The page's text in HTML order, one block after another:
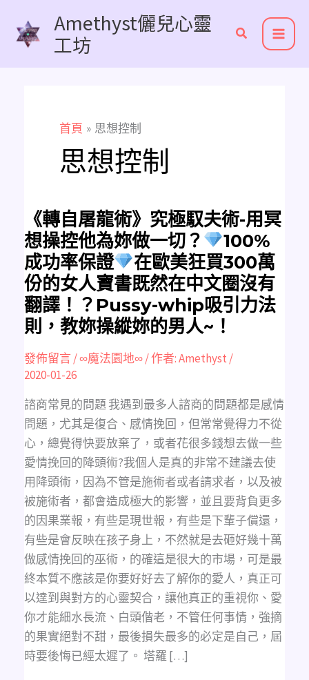
Amethyst儷兒心靈
工坊
首頁 思想控制
思想控制
《轉自屠龍術》究極馭夫術-用冥
想操控他為妳做一切？
100%
成功率保證
在歐美狂買300萬
份的女人寶書既然在中文圈沒有
翻譯！？Pussy-whip吸引力法
則，教妳操縱妳的男人~！
發佈留言/∞魔法園地∞/ 作者:Amethyst /
2020-01-26
諮商常見的問題 我遇到最多人諮商的問題都是感情
問題，尤其是復合、感情挽回，但常常覺得力不從
心，總覺得快要放棄了，或者花很多錢想去做一些
愛情挽回的降頭術?我個人是真的非常不建議去使
用降頭術，因為不管是施術者或者請求者，以及被
被施術者，都會造成極大的影響，並且要背負更多
的因果業報，有些是現世報，有些是下輩子償還，
有些是會反映在孩子身上，不然就是去砸好幾十萬
做感情挽回的巫術，的確這是很大的市場，可是最
終本質不應該是你要好好去了解你的愛人，真正可
以達到與對方的心靈契合，讓他真正的重視你、愛
你才能細水長流、白頭偕老，不管任何事情，強摘
的果實絕對不甜，最後損失最多的必定是自己，屆
時要後悔已經太遲了。 塔羅 […]
《轉
自
屠
龍
術》
究
極
馭
夫
術-
用
冥
他
為
妳
一
切？
100%
功
率
保
證
在
歐
美
狂
買
300
萬
份
的
女
人
寶
書
既
然
在
中
文